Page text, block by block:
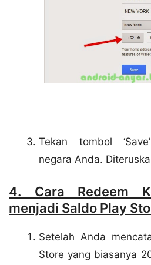
Tekan tombol
negara Anda.
4. Cara Redeem
menjadi Saldo Play
Setelah Anda
Store yang biasanya